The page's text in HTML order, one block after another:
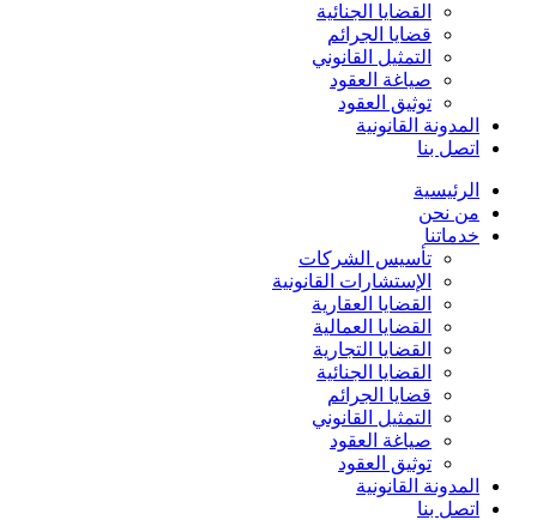
القضايا الجنائية
قضايا الجرائم
التمثيل القانوني
صياغة العقود
توثيق العقود
المدونة القانونية
اتصل بنا
الرئيسية
من نحن
خدماتنا
تأسيس الشركات
الإستشارات القانونية
القضايا العقارية
القضايا العمالية
القضايا التجارية
القضايا الجنائية
قضايا الجرائم
التمثيل القانوني
صياغة العقود
توثيق العقود
المدونة القانونية
اتصل بنا